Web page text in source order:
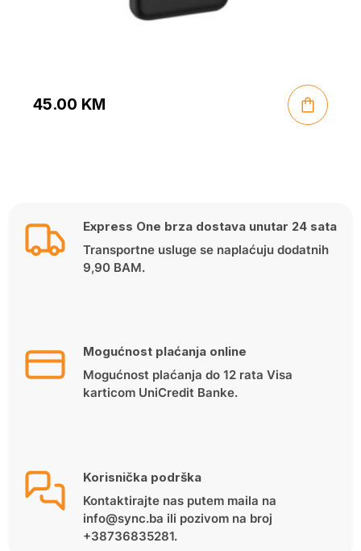
45.00 KM
Express One brza dostava unutar 24 sata
Transportne usluge se naplaćuju dodatnih
9,90 BAM.
Mogućnost plaćanja online
Mogućnost plaćanja do 12 rata Visa
karticom UniCredit Banke.
Korisnička podrška
Kontaktirajte nas putem maila na
info@sync.ba ili pozivom na broj
+38736835281.